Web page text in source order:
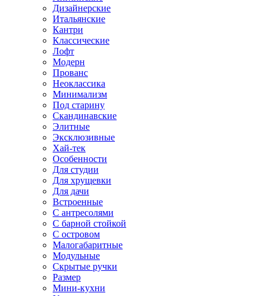
Дизайнерские
Итальянские
Кантри
Классические
Лофт
Модерн
Прованс
Неоклассика
Минимализм
Под старину
Скандинавские
Элитные
Эксклюзивные
Хай-тек
Особенности
Для студии
Для хрущевки
Для дачи
Встроенные
С антресолями
С барной стойкой
С островом
Малогабаритные
Модульные
Скрытые ручки
Размер
Мини-кухни